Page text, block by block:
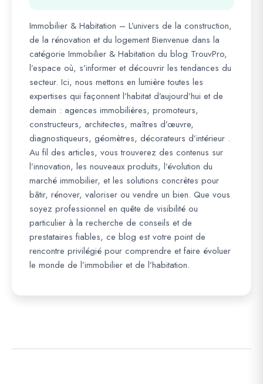
Immobilier & Habitation – L’univers de la construction,
de la rénovation et du logement Bienvenue dans la
catégorie Immobilier & Habitation du blog TrouvPro,
l’espace où, s’informer et découvrir les tendances du
secteur. Ici, nous mettons en lumière toutes les
expertises qui façonnent l’habitat d’aujourd’hui et de
demain : agences immobilières, promoteurs,
constructeurs, architectes, maîtres d’œuvre,
diagnostiqueurs, géomètres, décorateurs d’intérieur .
Au fil des articles, vous trouverez des contenus sur
l’innovation, les nouveaux produits, l’évolution du
marché immobilier, et les solutions concrètes pour
bâtir, rénover, valoriser ou vendre un bien. Que vous
soyez professionnel en quête de visibilité ou
particulier à la recherche de conseils et de
prestataires fiables, ce blog est votre point de
rencontre privilégié pour comprendre et faire évoluer
le monde de l’immobilier et de l’habitation.